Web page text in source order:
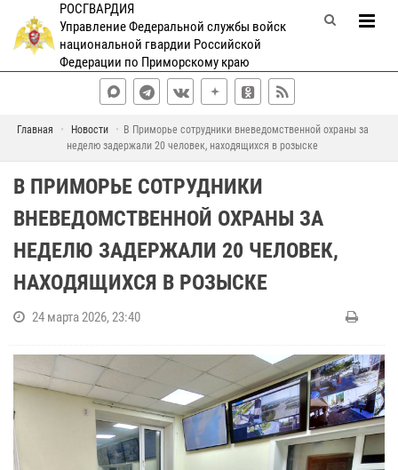
РОСГВАРДИЯ
Управление Федеральной службы войск
национальной гвардии Российской
Федерации по Приморскому краю
Главная Новости
В Приморье сотрудники вневедомственной охраны за
неделю задержали 20 человек, находящихся в розыске
В ПРИМОРЬЕ СОТРУДНИКИ
ВНЕВЕДОМСТВЕННОЙ ОХРАНЫ ЗА
НЕДЕЛЮ ЗАДЕРЖАЛИ 20 ЧЕЛОВЕК,
НАХОДЯЩИХСЯ В РОЗЫСКЕ
24 марта 2026, 23:40